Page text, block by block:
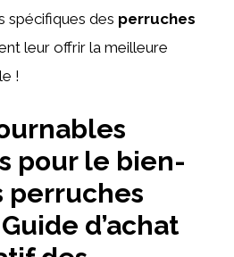
spécifiques des perruches
leur offrir la meilleure
!
pour le bien-
perruches
d’achat